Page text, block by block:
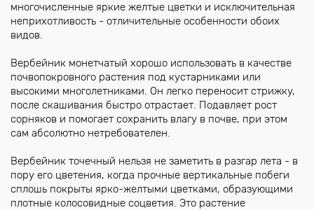
многочисленные яркие желтые цветки и исключительная
неприхотливость - отличительные особенности обоих
видов.
Вербейник монетчатый хорошо использовать в качестве
почвопокровного растения под кустарниками или
высокими многолетниками. Он легко переносит стрижку,
после скашивания быстро отрастает. Подавляет рост
сорняков и помогает сохранить влагу в почве, при этом
сам абсолютно нетребователен.
Вербейник точечный нельзя не заметить в разгар лета - в
пору его цветения, когда прочные вертикальные побеги
сплошь покрыты ярко-желтыми цветками, образующими
плотные колосовидные соцветия. Это растение